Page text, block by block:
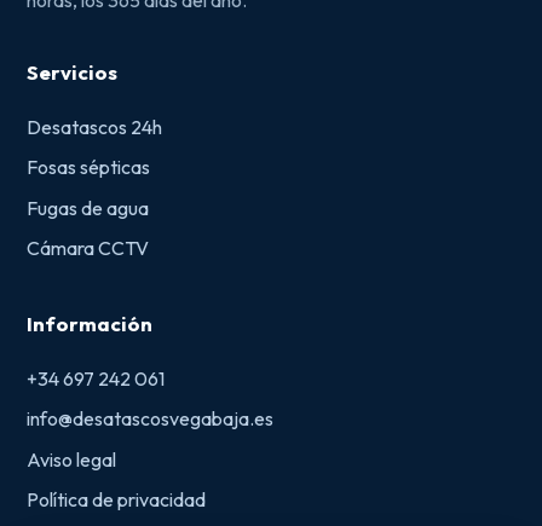
Servicios
Desatascos 24h
Fosas sépticas
Fugas de agua
Cámara CCTV
Información
+34 697 242 061
info@desatascosvegabaja.es
Aviso legal
Política de privacidad